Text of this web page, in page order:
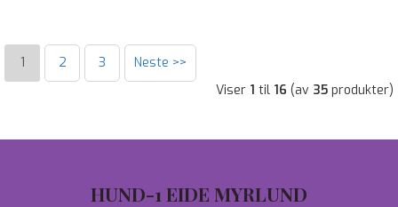
1 2 3
Neste >>
Viser 1 til 16 (av 35 produkter)
HUND-1 EIDE MYRLUND